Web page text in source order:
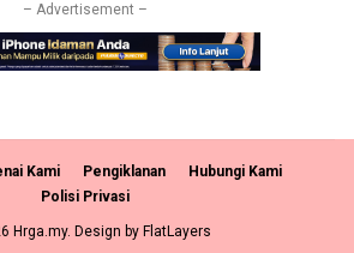
– Advertisement –
Kami Pengiklanan
Hubungi Kami
Polisi Privasi
Hrga.my. Design by FlatLayers